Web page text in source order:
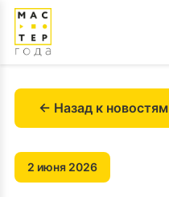
← Назад к новостям
2 июня 2026